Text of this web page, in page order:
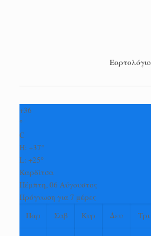
Εορτολόγιο
+36
°
C
H: +37°
L: +25°
Καρδίτσα
Πέμπτη, 06 Αύγουστος
Πρόγνωση για 7 μέρες
Παρ
Σαβ Κυρ Δευ Τρι